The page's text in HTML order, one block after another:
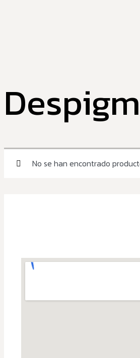
No se han encontrado